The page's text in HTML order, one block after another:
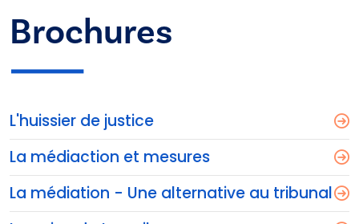
Brochures
L'huissier de justice
La médiaction et mesures
La médiation - Une alternative au tribunal